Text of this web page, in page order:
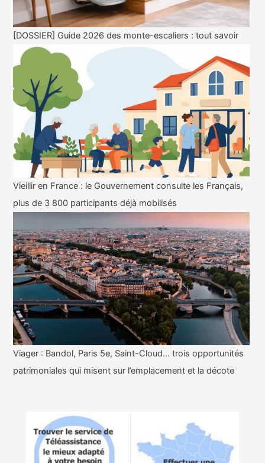
[DOSSIER] Guide 2026 des monte-escaliers : tout savoir
Vieillir en France : le Gouvernement consulte les Français,
plus de 3 800 participants déjà mobilisés
Viager : Bandol, Paris 5e, Saint-Cloud… trois opportunités
patrimoniales qui misent sur l’emplacement et la décote